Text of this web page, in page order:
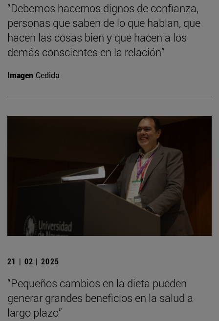
“Debemos hacernos dignos de confianza,
personas que saben de lo que hablan, que
hacen las cosas bien y que hacen a los
demás conscientes en la relación”
Imagen Cedida
21 | 02 | 2025
“Pequeños cambios en la dieta pueden
generar grandes beneficios en la salud a
largo plazo”